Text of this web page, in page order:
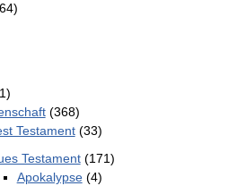
(368)
Testament(33)
Testament(171)
Apokalypse(4)